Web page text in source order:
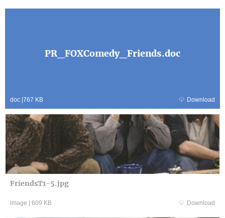
PR_FOXComedy_Friends.doc
doc 767 KB Download
FriendsT1-5.jpg
image 609 KB Download